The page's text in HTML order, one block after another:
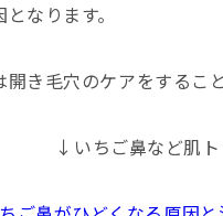
なります。
き毛穴のケアをするこ
↓いちご鼻など肌